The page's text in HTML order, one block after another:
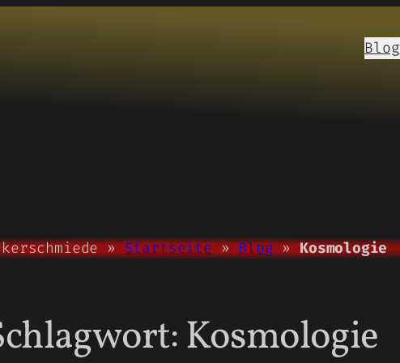
Blog
»Startseite»Blog»Kosmologie
Kosmologie